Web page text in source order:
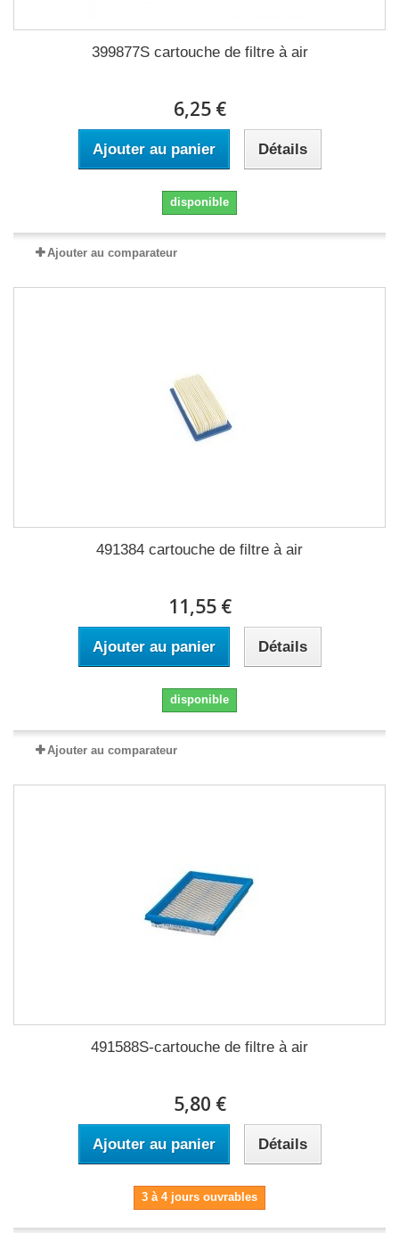
399877S cartouche de filtre à air
6,25 €
Ajouter au panier Détails
disponible
Ajouter au comparateur
491384 cartouche de filtre à air
11,55 €
Ajouter au panier Détails
disponible
Ajouter au comparateur
491588S-cartouche de filtre à air
5,80 €
Ajouter au panier Détails
3 à 4 jours ouvrables